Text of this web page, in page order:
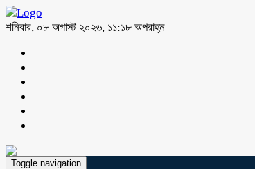
শনিবার, ০৮ অগাস্ট ২০২৬, ১১:১৮ অপরাহ্ন
Toggle navigation